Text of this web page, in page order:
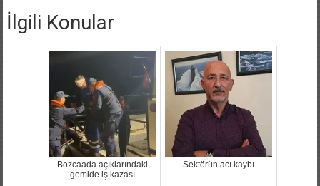
İlgili Konular
Bozcaada açıklarındaki
gemide iş kazası
Sektörün acı kaybı